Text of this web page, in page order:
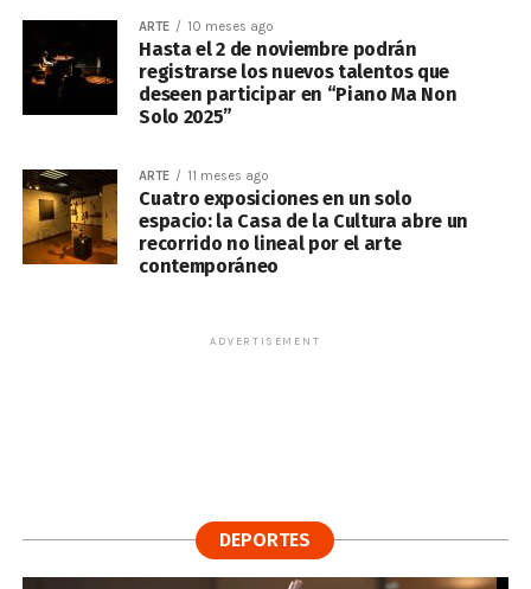
ARTE 10 meses ago
Hasta el 2 de noviembre podrán
registrarse los nuevos talentos que
deseen participar en “Piano Ma Non
Solo 2025”
ARTE 11 meses ago
Cuatro exposiciones en un solo
espacio: la Casa de la Cultura abre un
recorrido no lineal por el arte
contemporáneo
ADVERTISEMENT
DEPORTES